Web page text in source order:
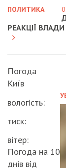
ПОЛИТИКА
РЕАКЦІЇ
Погода
Київ
вологість:
тиск:
вітер:
Погода на 10
днів від